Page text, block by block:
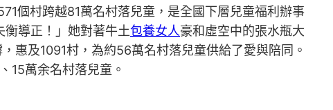
個村跨越81萬名村落兒童，是全國下層兒童福利辦事
導正！」她對著牛土包養女人豪和虛空中的張水瓶大
惠及1091村，為約56萬名村落兒童供給了愛與陪同。
15萬余名村落兒童。